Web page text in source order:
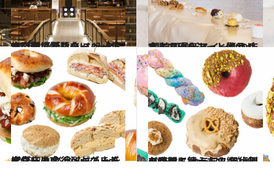
2023.3.26
古い劇場がスターバックスに!? 【新しさ×レトロ】ソウルで話題の ニュートロ空間に浸りたい！
旅＆お出かけ 2023.4.8
まるで現代アート作品！ 食べる人をあっと驚かせる 韓国最新スイーツの店3選
グルメ
2023.3.23
ソウルは今、ベーグルが大ブーム!? 行列ができる人気店の 必食メニューを紹介します！
グルメ 2023.3.7
ソウルに行ったら絶対食べたい！ カラフルで行列必至のドーナッツ 狙い目の時間も教えます
グルメ